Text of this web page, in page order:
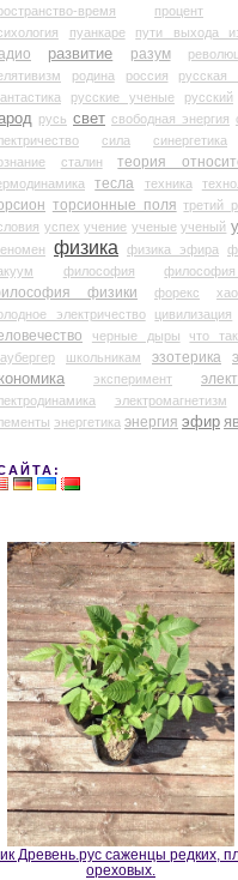
время
процент
пуанкаре пути выхода
развитие разум
родина россия
русская
русские ученые русский
русь свет свободная энергия
сила синергетика
сталин теория
тесла техника
торсионные поля третий
успех учение ученые ученый
физика физика эфира
философия
физики форекс
электричество
цивилизация
черные дыры
что
школьникам эзотерика
эксперимент
электромагнетизм
энергетика энергия эфир
Древень.рус саженцы редких,
ореховых.